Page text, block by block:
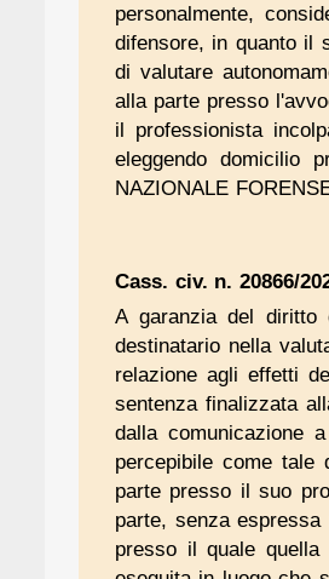
personalmente,
difensore, in quanto il
di valutare
alla parte presso
il professionista
eleggendo domicilio
NAZIONALE
Cass. civ. n. 20866/
A garanzia del diritto
destinatario nella
relazione agli effetti
sentenza finalizzata
dalla comunicazione
percepibile come tale
parte presso il suo
parte, senza
presso il quale